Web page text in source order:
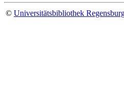
© Universitätsbibliothek